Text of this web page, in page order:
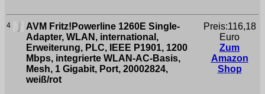
4
AVM Fritz!Powerline 1260E Single-
Adapter, WLAN, international,
Erweiterung, PLC, IEEE P1901, 1200
Mbps, integrierte WLAN-AC-Basis,
Mesh, 1 Gigabit, Port, 20002824,
weiß/rot
Preis:116,18
Euro
Zum
Amazon
Shop